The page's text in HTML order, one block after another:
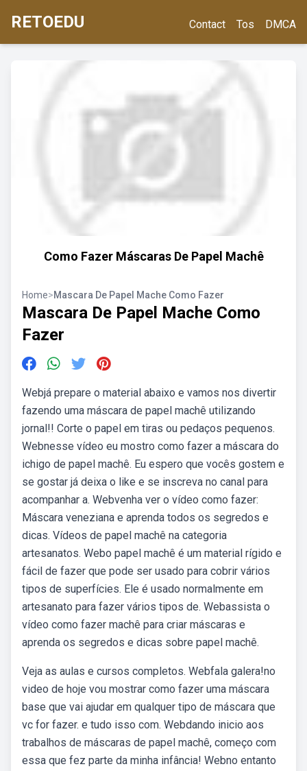
RETOEDU Contact Tos DMCA
Como Fazer Máscaras De Papel Machê
Home>Mascara De Papel Mache Como Fazer
Mascara De Papel Mache Como
Fazer
Webjá prepare o material abaixo e vamos nos divertir
fazendo uma máscara de papel machê utilizando
jornal!! Corte o papel em tiras ou pedaços pequenos.
Webnesse vídeo eu mostro como fazer a máscara do
ichigo de papel machê. Eu espero que vocês gostem e
se gostar já deixa o like e se inscreva no canal para
acompanhar a. Webvenha ver o vídeo como fazer:
Máscara veneziana e aprenda todos os segredos e
dicas. Vídeos de papel machê na categoria
artesanatos. Webo papel machê é um material rígido e
fácil de fazer que pode ser usado para cobrir vários
tipos de superfícies. Ele é usado normalmente em
artesanato para fazer vários tipos de. Webassista o
vídeo como fazer machê para criar máscaras e
aprenda os segredos e dicas sobre papel machê.
Veja as aulas e cursos completos. Webfala galera!no
video de hoje vou mostrar como fazer uma máscara
base que vai ajudar em qualquer tipo de máscara que
vc for fazer. e tudo isso com. Webdando inicio aos
trabalhos de máscaras de papel machê, começo com
essa que fez parte da minha infância! Webno entanto